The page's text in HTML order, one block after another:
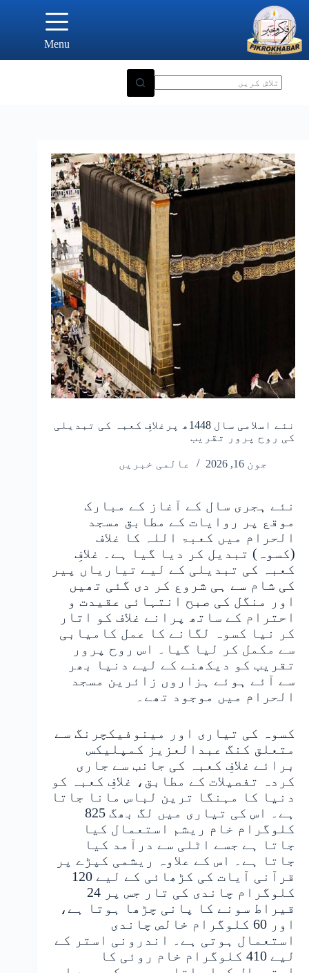
content
Menu
نئے اسلامی سال 1448ھ پرغلافِ کعبہ کی تبدیلی
کی روح پرور تقریب
جون 16, 2026 عالمی خبریں
نئے ہجری سال کے آغاز کے مبارک
موقع پر روایات کے مطابق مسجد
الحرام میں کعبۃ اللہ کا غلاف
(کسوہ) تبدیل کر دیا گیا ہے۔ غلافِ
کعبہ کی تبدیلی کے لیے تیاریاں پیر
کی شام سے ہی شروع کر دی گئی تھیں
اور منگل کی صبح انتہائی عقیدت و
احترام کے ساتھ پرانے غلاف کو اتار
کر نیا کسوہ لگانے کا عمل کامیابی
سے مکمل کر لیا گیا۔ اس روح پرور
تقریب کو دیکھنے کے لیے دنیا بھر
سے آئے ہوئے ہزاروں زائرین مسجد
الحرام میں موجود تھے۔
کسوہ کی تیاری اور مینوفیکچرنگ سے
متعلق کنگ عبدالعزیز کمپلیکس
برائے غلافِ کعبہ کی جانب سے جاری
کردہ تفصیلات کے مطابق، غلافِ کعبہ کو
دنیا کا مہنگا ترین لباس مانا جاتا
ہے۔ اس کی تیاری میں لگ بھگ 825
کلوگرام خام ریشم استعمال کیا
جاتا ہے جسے اٹلی سے درآمد کیا
جاتا ہے۔ اس کے علاوہ ریشمی کپڑے پر
قرآنی آیات کی کڑھائی کے لیے 120
کلوگرام چاندی کی تار جس پر 24
قیراط سونے کا پانی چڑھا ہوتا ہے،
اور 60 کلوگرام خالص چاندی
استعمال ہوتی ہے۔ اندرونی استر کے
لیے 410 کلوگرام خام روئی کا